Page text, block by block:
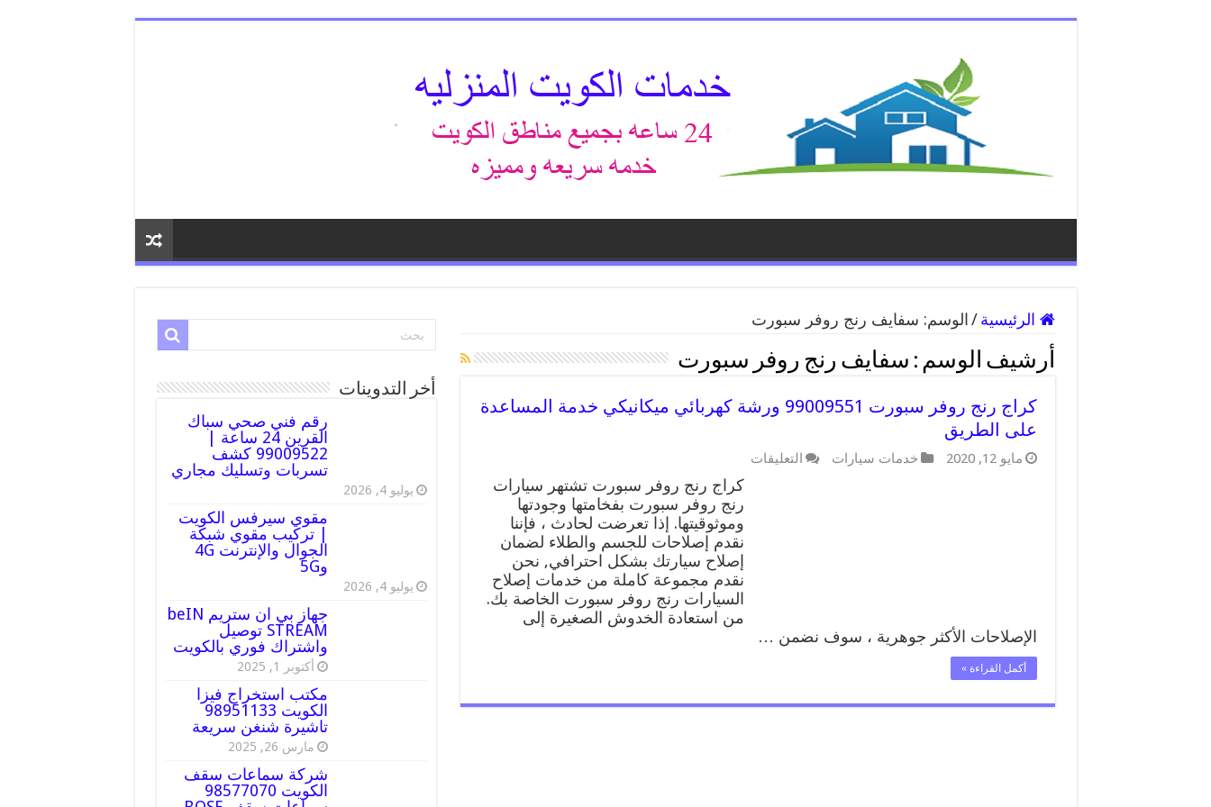
الرئيسية / الوسم: سفايف رنج روفر سبورت
أرشيف الوسم : سفايف رنج روفر سبورت
كراج رنج روفر سبورت 99009551 ورشة كهربائي ميكانيكي خدمة المساعدة
على الطريق
مايو 12, 2020 خدمات سيارات التعليقات
رنج
روفر
سبورت
99009551
ورشة
كهربائي
ميكانيكي
خدمة
المساعدة
كراج رنج روفر سبورت تشتهر سيارات
رنج روفر سبورت بفخامتها وجودتها
وموثوقيتها. إذا تعرضت لحادث ، فإننا
نقدم إصلاحات للجسم والطلاء لضمان
إصلاح سيارتك بشكل احترافي, نحن
نقدم مجموعة كاملة من خدمات إصلاح
السيارات رنج روفر سبورت الخاصة بك.
من استعادة الخدوش الصغيرة إلى
الإصلاحات الأكثر جوهرية ، سوف نضمن …
أكمل القراءة »
أخر التدوينات
رقم فني صحي سباك
القرين 24 ساعة |
99009522 كشف
تسربات وتسليك مجاري
يوليو 4, 2026
مقوي سيرفس الكويت
| تركيب مقوي شبكة
الجوال والإنترنت 4G
و5G
يوليو 4, 2026
جهاز بي ان ستريم beIN
STREAM توصيل
واشتراك فوري بالكويت
أكتوبر 1, 2025
مكتب استخراج فيزا
الكويت 98951133
تاشيرة شنغن سريعة
مارس 26, 2025
شركة سماعات سقف
الكويت 98577070